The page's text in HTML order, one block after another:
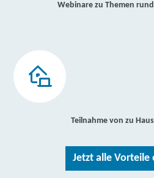
Webinare zu Themen
Teilnahme von zu
Jetzt alle Vorteile